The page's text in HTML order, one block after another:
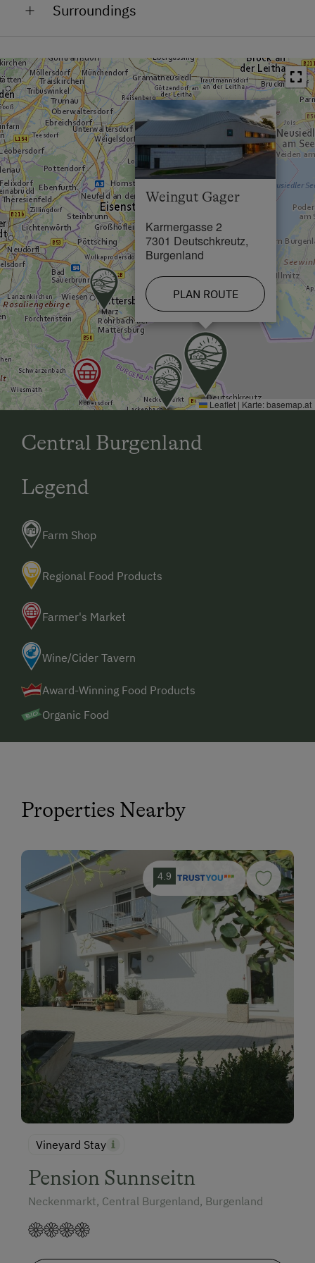
Surroundings
Bus Stop in 0.5 km
Town / Village Centre in 0 km
Swimming Pool in 1.5 km
Weingut Gager
Karrnergasse 2
7301 Deutschkreutz,
Burgenland
PLAN ROUTE
×
Leaflet | Karte:basemap.at
Central Burgenland
Legend
Farm Shop
Regional Food Products
Farmer's Market
Wine/Cider Tavern
Award-Winning Food Products
Organic Food
Properties Nearby
4.9
Vineyard Stay
Pension Sunnseitn
Neckenmarkt, Central Burgenland, Burgenland